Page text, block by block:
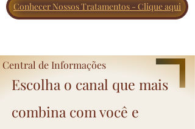
Conhecer Nossos Tratamentos - Clique aqui
Escolha o canal que mais
combina com você e
Central de Informações